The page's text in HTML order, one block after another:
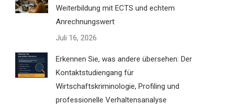
Weiterbildung mit ECTS und echtem
Anrechnungswert
Juli 16, 2026
Erkennen Sie, was andere übersehen: Der
Kontaktstudiengang für
Wirtschaftskriminologie, Profiling und
professionelle Verhaltensanalyse